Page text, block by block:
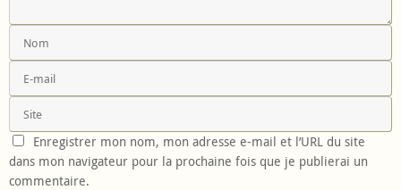
Enregistrer mon nom, mon adresse e-mail et l’URL du site
dans mon navigateur pour la prochaine fois que je publierai un
commentaire.